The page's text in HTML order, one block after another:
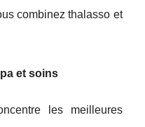
combinez thalasso et
et soins
les meilleures